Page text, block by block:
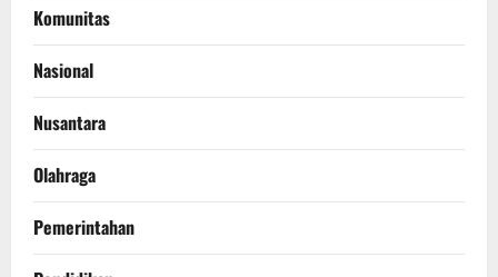
Komunitas
Nasional
Nusantara
Olahraga
Pemerintahan